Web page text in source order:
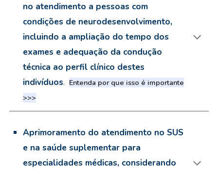
no atendimento a pessoas com
condições de neurodesenvolvimento,
incluindo a ampliação do tempo dos
exames e adequação da condução
técnica ao perfil clínico destes
indivíduos. Entenda por que isso é importante
>>>
Aprimoramento do atendimento no SUS
e na saúde suplementar para
especialidades médicas, considerando